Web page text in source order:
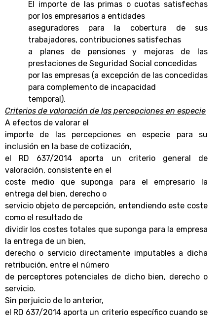
El importe de las primas o cuotas satisfechas
por los empresarios a entidades
aseguradores para la cobertura de sus
trabajadores, contribuciones satisfechas
a planes de pensiones y mejoras de las
prestaciones de Seguridad Social concedidas
por las empresas (a excepción de las concedidas
para complemento de incapacidad
temporal).
Criterios de valoración de las percepciones en especie
A efectos de valorar el
importe de las percepciones en especie para su
inclusión en la base de cotización,
el RD 637/2014 aporta un criterio general de
valoración, consistente en el
coste medio que suponga para el empresario la
entrega del bien, derecho o
servicio objeto de percepción, entendiendo este coste
como el resultado de
dividir los costes totales que suponga para la empresa
la entrega de un bien,
derecho o servicio directamente imputables a dicha
retribución, entre el número
de perceptores potenciales de dicho bien, derecho o
servicio.
Sin perjuicio de lo anterior,
el RD 637/2014 aporta un criterio específico cuando se